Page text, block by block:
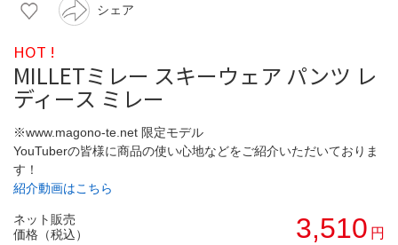
シェア
HOT !
MILLETミレー スキーウェア パンツ レ
ディース ミレー
※www.magono-te.net 限定モデル
YouTuberの皆様に商品の使い心地などをご紹介いただいておりま
す！
紹介動画はこちら
ネット販売
価格（税込）
3,510 円